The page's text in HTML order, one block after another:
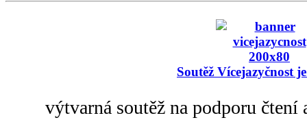
Soutěž Vícejazyčnost
výtvarná soutěž na podporu